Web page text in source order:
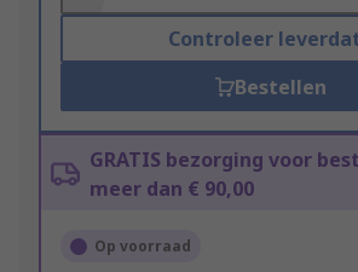
Controleer
Bestellen
GRATIS bezorging voor
meer dan € 90,00
Op voorraad